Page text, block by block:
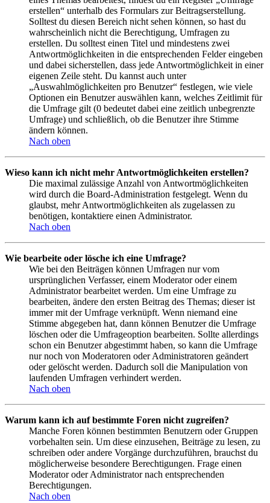
erstellen“ unterhalb des Formulars zur Beitragserstellung.
Solltest du diesen Bereich nicht sehen können, so hast du
wahrscheinlich nicht die Berechtigung, Umfragen zu
erstellen. Du solltest einen Titel und mindestens zwei
Antwortmöglichkeiten in die entsprechenden Felder eingeben
und dabei sicherstellen, dass jede Antwortmöglichkeit in einer
eigenen Zeile steht. Du kannst auch unter
„Auswahlmöglichkeiten pro Benutzer“ festlegen, wie viele
Optionen ein Benutzer auswählen kann, welches Zeitlimit für
die Umfrage gilt (0 bedeutet dabei eine zeitlich unbegrenzte
Umfrage) und schließlich, ob die Benutzer ihre Stimme
ändern können.
Nach oben
Wieso kann ich nicht mehr Antwortmöglichkeiten erstellen?
Die maximal zulässige Anzahl von Antwortmöglichkeiten
wird durch die Board-Administration festgelegt. Wenn du
glaubst, mehr Antwortmöglichkeiten als zugelassen zu
benötigen, kontaktiere einen Administrator.
Nach oben
Wie bearbeite oder lösche ich eine Umfrage?
Wie bei den Beiträgen können Umfragen nur vom
ursprünglichen Verfasser, einem Moderator oder einem
Administrator bearbeitet werden. Um eine Umfrage zu
bearbeiten, ändere den ersten Beitrag des Themas; dieser ist
immer mit der Umfrage verknüpft. Wenn niemand eine
Stimme abgegeben hat, dann können Benutzer die Umfrage
löschen oder die Umfrageoption bearbeiten. Sollte allerdings
schon ein Benutzer abgestimmt haben, so kann die Umfrage
nur noch von Moderatoren oder Administratoren geändert
oder gelöscht werden. Dadurch soll die Manipulation von
laufenden Umfragen verhindert werden.
Nach oben
Warum kann ich auf bestimmte Foren nicht zugreifen?
Manche Foren können bestimmten Benutzern oder Gruppen
vorbehalten sein. Um diese einzusehen, Beiträge zu lesen, zu
schreiben oder andere Vorgänge durchzuführen, brauchst du
möglicherweise besondere Berechtigungen. Frage einen
Moderator oder Administrator nach entsprechenden
Berechtigungen.
Nach oben